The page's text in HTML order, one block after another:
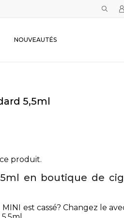
NOUVEAUTÉS
5,5ml
produit.
en boutique de
est cassé? Changez le